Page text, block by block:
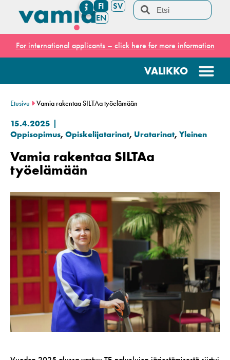
FI
SV
EN
For international applicants – click here for more information
Etusivu Vamia rakentaa SILTAa työelämään
15.4.2025
Oppisopimus, Opiskelijatarinat, Uratarinat, Yleinen
Vamia rakentaa SILTAa
työelämään